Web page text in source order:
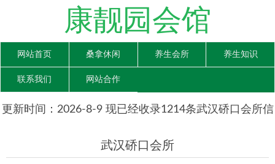
康靓园会馆
网站首页 桑拿休闲 养生会所 养生知识
联系我们 网站合作
更新时间：2026-8-9 现已经收录1214条武汉硚口会所信
武汉硚口会所